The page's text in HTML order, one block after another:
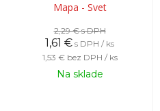
Mapa - Svet
2,29 €s DPH
1,61 € s DPH / ks
1,53 € bez DPH / ks
Na sklade